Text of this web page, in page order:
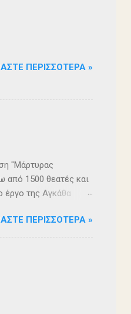
ΠΕΡΙΣΣΌΤΕΡΑ »
"Μάρτυρας
από 1500 θεατές και
έργο της Αγκάθα
παρακολούθησαν το
Με τη
Α΄ Δημοτικού
Αλέξανδρος
Σκληρός ,
ΠΕΡΙΣΣΌΤΕΡΑ »